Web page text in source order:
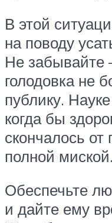
В этой
на поводу
Не забывайте
голодовка не
публику.
когда бы
скончалось от
полной миской.
Обеспечьте
и дайте ему